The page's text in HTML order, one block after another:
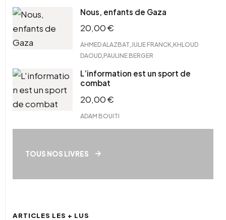
Nous, enfants de Gaza
20,00€
AHMED ALAZBAT JULIE FRANCK KHLOUD
DAOUD PAULINE BERGER
L’information est un sport de
combat
20,00€
ADAM BOUITI
TOUS NOS LIVRES
ARTICLES LES + LUS